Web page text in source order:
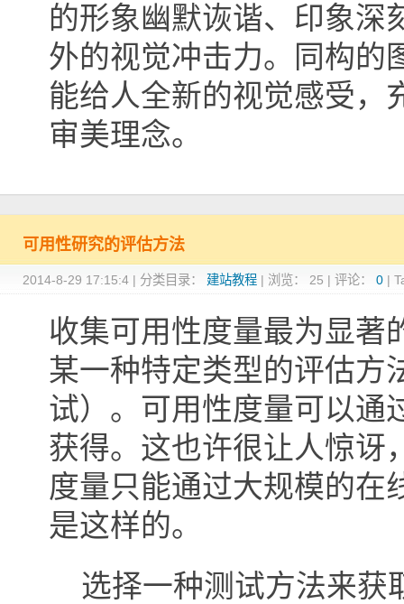
的形象幽默诙谐、印象深
外的视觉冲击力。同构的
能给人全新的视觉感受，
审美理念。
可用性研究的评估方法
2014-8-29 17:15:4 | 分类目录： 建站教程 | 浏览： 25 | 评论： 0 |
收集可用性度量最为显著
某一种特定类型的评估方
试）。可用性度量可以通
获得。这也许很让人惊讶
度量只能通过大规模的在
是这样的。
选择一种测试方法来获